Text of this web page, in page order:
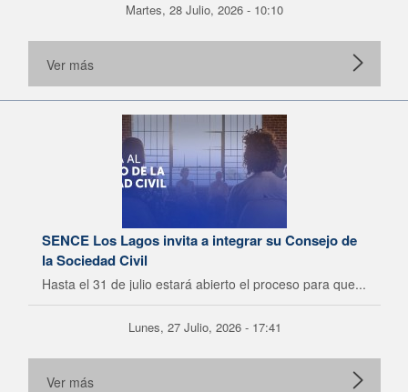
Martes, 28 Julio, 2026 - 10:10
Ver más
SENCE Los Lagos invita a integrar su Consejo de
la Sociedad Civil
Hasta el 31 de julio estará abierto el proceso para que...
Lunes, 27 Julio, 2026 - 17:41
Ver más